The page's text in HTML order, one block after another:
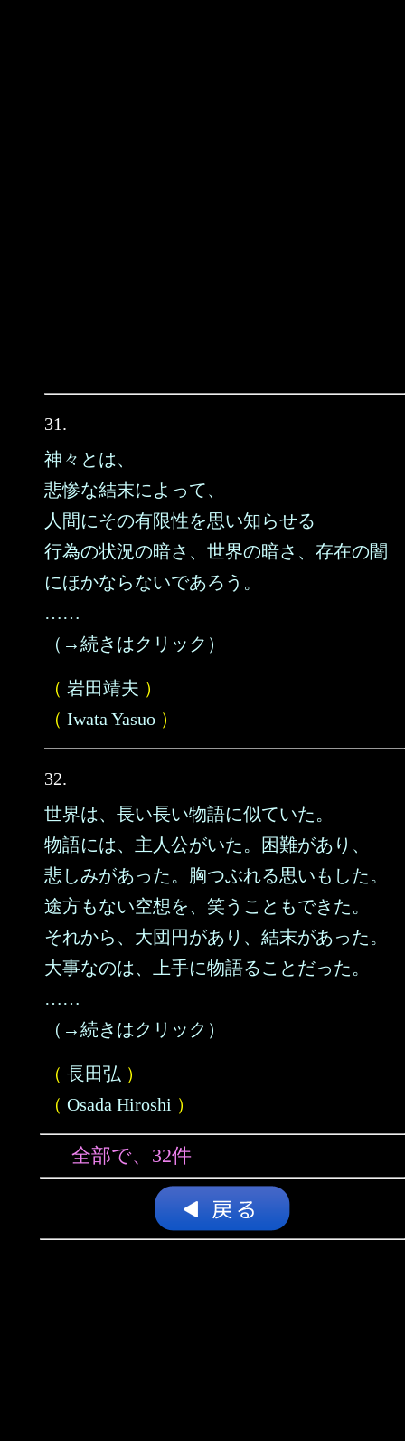
31.
神々とは、
悲惨な結末によって、
人間にその有限性を思い知らせる
行為の状況の暗さ、世界の暗さ、存在の闇
にほかならないであろう。
……
（→続きはクリック）
（ 岩田靖夫 ）
（ Iwata Yasuo ）
32.
世界は、長い長い物語に似ていた。
物語には、主人公がいた。困難があり、
悲しみがあった。胸つぶれる思いもした。
途方もない空想を、笑うこともできた。
それから、大団円があり、結末があった。
大事なのは、上手に物語ることだった。
……
（→続きはクリック）
（ 長田弘 ）
（ Osada Hiroshi ）
全部で、32件